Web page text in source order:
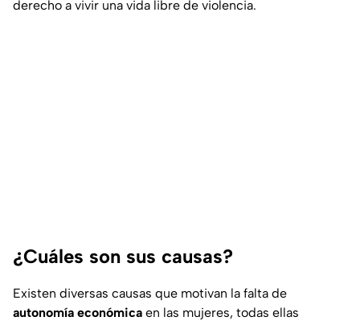
derecho a vivir una vida libre de violencia.
¿Cuáles son sus causas?
Existen diversas causas que motivan la falta de
autonomía económica en las mujeres, todas ellas